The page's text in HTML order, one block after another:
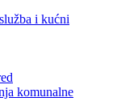
i kućni
komunalne